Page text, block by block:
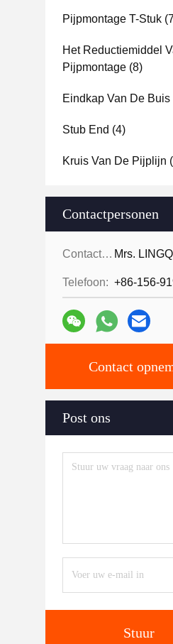
Pijpmontage T-Stuk
Het Reductiemiddel
Pijpmontage (8)
Eindkap Van De Buis
Stub End (4)
Kruis Van De Pijplijn
Contactpersonen
Contactpersonen:
Telefoon:
Contact
Post ons
Stuur